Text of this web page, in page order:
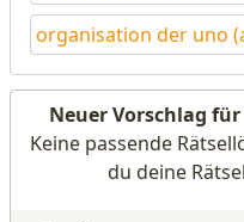
organisation der uno
Neuer Vorschlag
Keine passende
du deine